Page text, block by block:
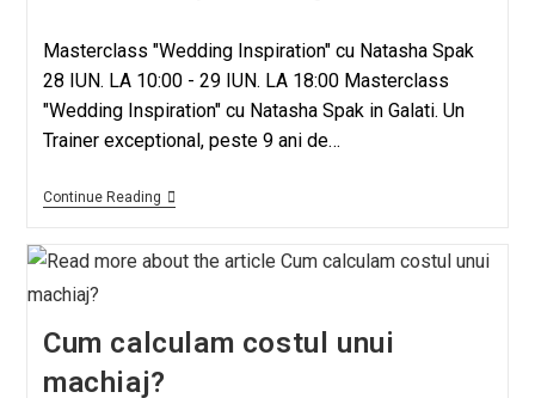
Masterclass "Wedding Inspiration" cu Natasha Spak
28 IUN. LA 10:00 - 29 IUN. LA 18:00 Masterclass
"Wedding Inspiration" cu Natasha Spak in Galati. Un
Trainer exceptional, peste 9 ani de…
Continue Reading
Cum calculam costul unui
machiaj?